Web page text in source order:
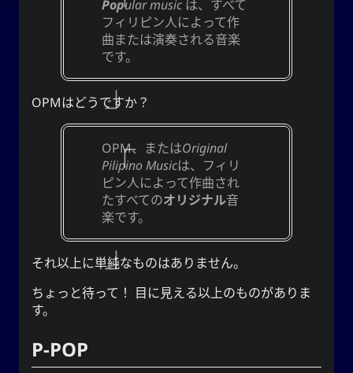
Popular musicは、すべて
フィリピン人によって作
曲または演奏される音楽
です。
OPMはどうですか？
OPM、またはOriginal
Pilipino Musicは、フィリ
ピン人によって作曲され
たすべてのオリジナル音
楽です。
それ以上に単純なものはありません。
ちょっと待って！ 目に見える以上のものがありま
す。
P-POP
る。 それはまた、存在すること、すなわち油
（油）、そして単に
あなた
として存在すること
ハンジ
紀
文字は、記録、規律、注文を提供す
ることを意味します。 ハングルの
키
は、エネ
を作る時に使う接尾辞でもあります。
注意:ネイバーPapago神経翻訳
CC-BY-SA 3.0
Unported License
↩︎